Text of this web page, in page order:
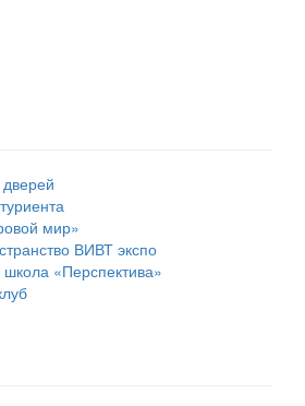
мир»
ВИВТ экспо
«Перспектива»